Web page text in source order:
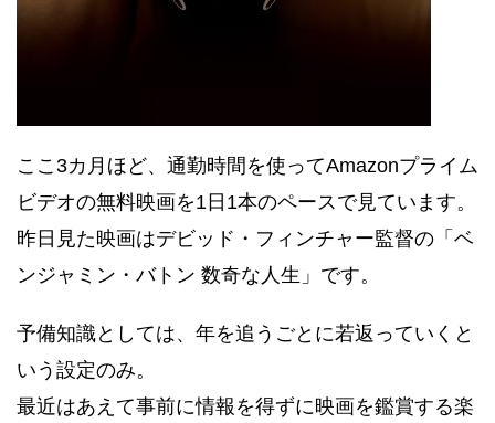
ここ3カ月ほど、通勤時間を使ってAmazonプライム
ビデオの無料映画を1日1本のペースで見ています。
昨日見た映画はデビッド・フィンチャー監督の「ベ
ンジャミン・バトン 数奇な人生」です。
予備知識としては、年を追うごとに若返っていくと
いう設定のみ。
最近はあえて事前に情報を得ずに映画を鑑賞する楽